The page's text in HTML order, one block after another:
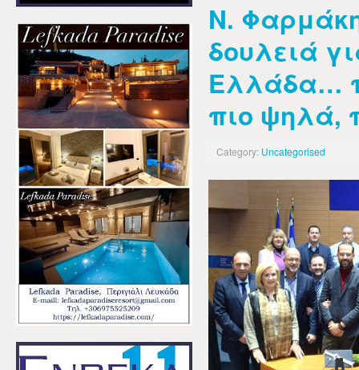
Ν.
δουλειά
Ελλάδα…
πιο ψηλά,
Category: Uncategorised